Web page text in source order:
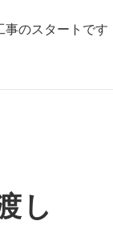
事のスタートです
し